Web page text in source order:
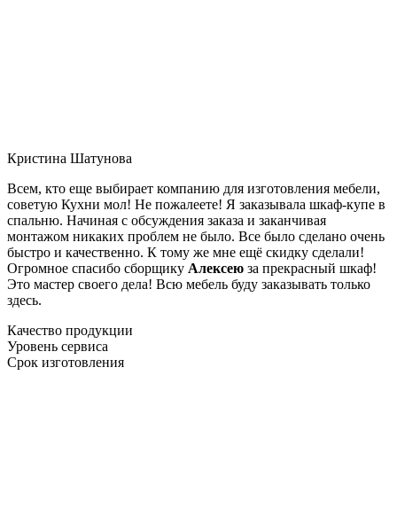
Кристина Шатунова
Всем, кто еще выбирает компанию для изготовления мебели,
советую Кухни мол! Не пожалеете! Я заказывала шкаф-купе в
спальню. Начиная с обсуждения заказа и заканчивая
монтажом никаких проблем не было. Все было сделано очень
быстро и качественно. К тому же мне ещё скидку сделали!
Огромное спасибо сборщику Алексею за прекрасный шкаф!
Это мастер своего дела! Всю мебель буду заказывать только
здесь.
Качество продукции
Уровень сервиса
Срок изготовления